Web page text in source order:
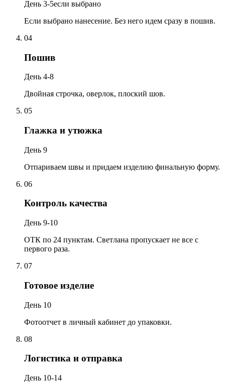
День 3-5если выбрано
Если выбрано нанесение. Без него идем сразу в пошив.
04
Пошив
День 4-8
Двойная строчка, оверлок, плоский шов.
05
Глажка и утюжка
День 9
Отпариваем швы и придаем изделию финальную форму.
06
Контроль качества
День 9-10
ОТК по 24 пунктам. Светлана пропускает не все с
первого раза.
07
Готовое изделие
День 10
Фотоотчет в личный кабинет до упаковки.
08
Логистика и отправка
День 10-14